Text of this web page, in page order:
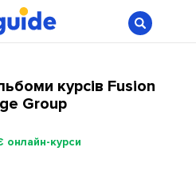
курсів Fusion
Group
онлайн-курси